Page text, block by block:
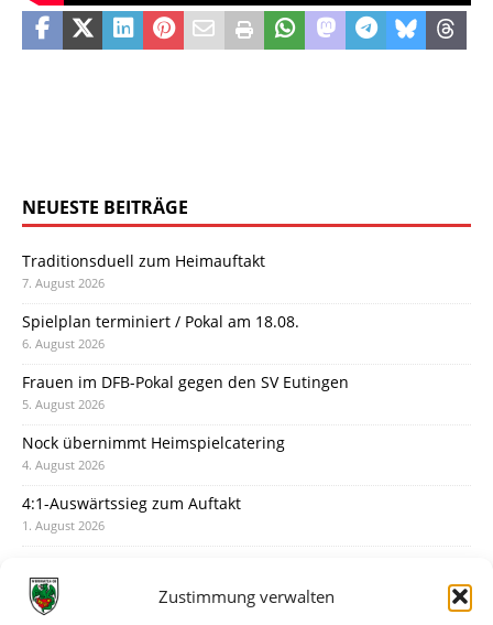
Zustimmung verwalten
NEUESTE BEITRÄGE
Traditionsduell zum Heimauftakt
7. August 2026
Spielplan terminiert / Pokal am 18.08.
6. August 2026
Frauen im DFB-Pokal gegen den SV Eutingen
5. August 2026
Nock übernimmt Heimspielcatering
4. August 2026
4:1-Auswärtssieg zum Auftakt
1. August 2026
31. Juli 2026